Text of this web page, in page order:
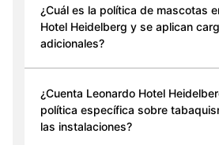
¿Cuál es la política de mascotas
Hotel Heidelberg y se aplican
adicionales?
¿Cuenta Leonardo Hotel
política específica sobre
las instalaciones?